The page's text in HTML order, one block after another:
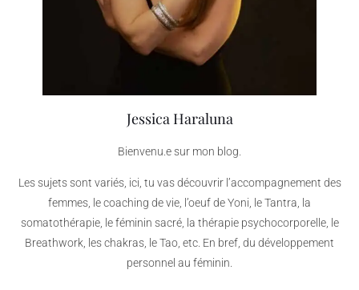
Jessica Haraluna
Bienvenu.e sur mon blog.
Les sujets sont variés, ici, tu vas découvrir l’accompagnement des
femmes, le coaching de vie, l’oeuf de Yoni, le Tantra, la
somatothérapie, le féminin sacré, la thérapie psychocorporelle, le
Breathwork, les chakras, le Tao, etc. En bref, du développement
personnel au féminin.